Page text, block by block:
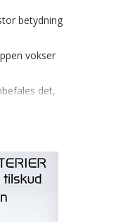
betydning
vokser
det,
10